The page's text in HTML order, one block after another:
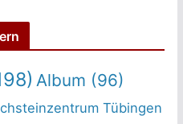
Album (96)
Tübingen